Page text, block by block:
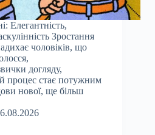
Елегантність,
Зростання
чоловіків, що
догляду,
процес стає потужним
нової, ще більш